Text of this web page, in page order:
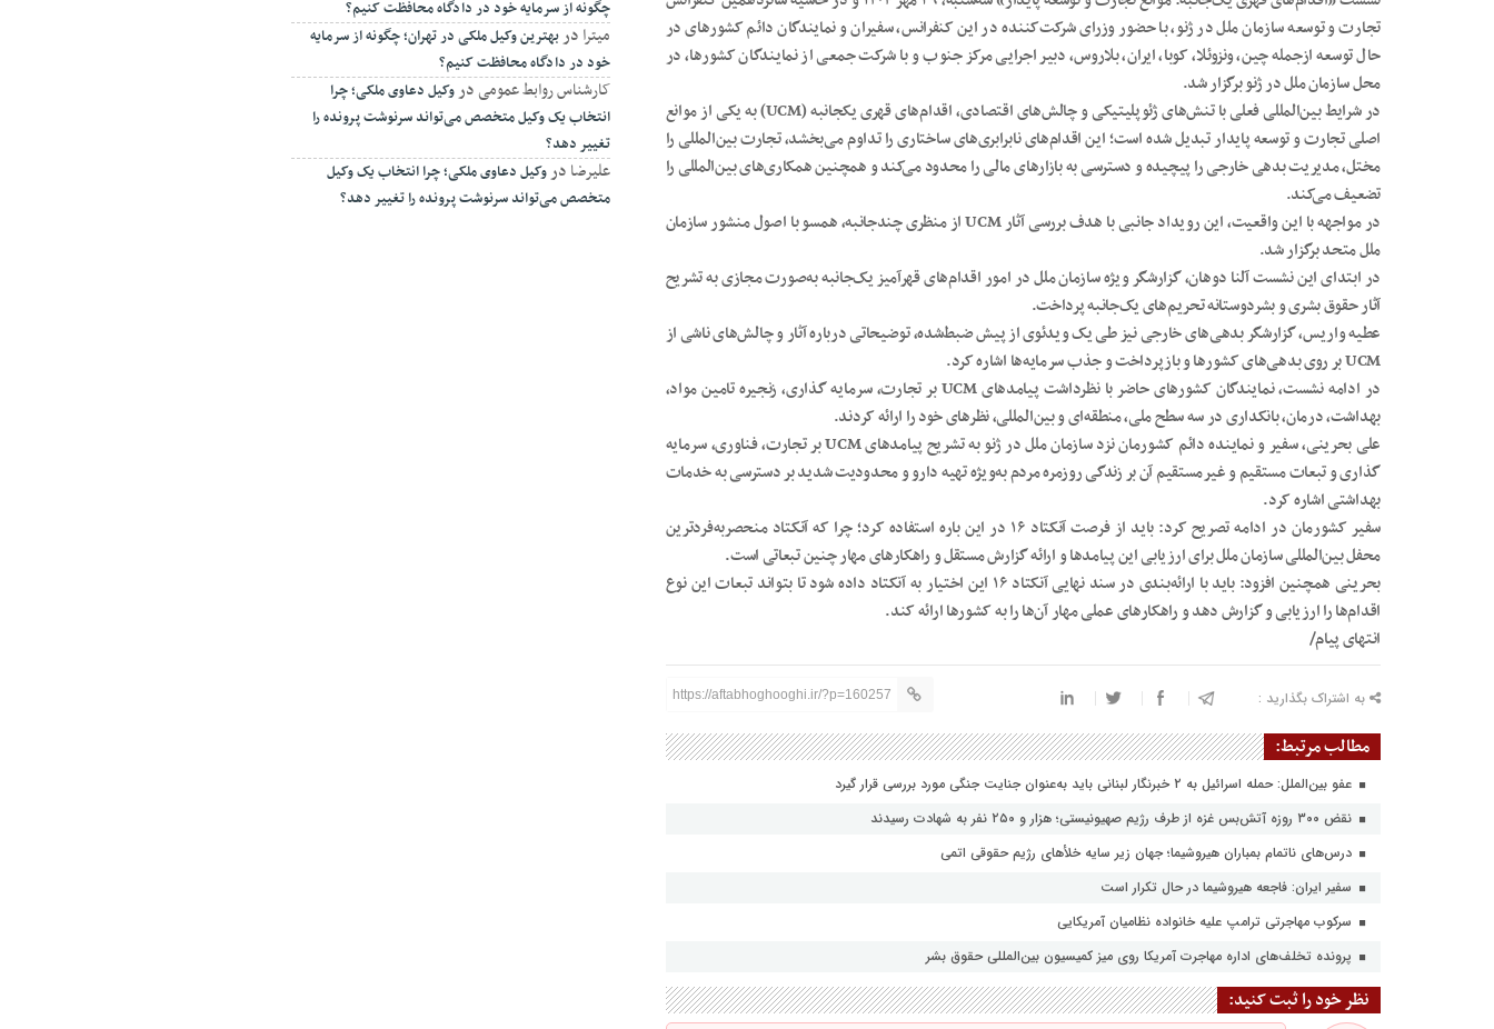
تجارت و توسعه سازمان ملل در ژنو، با حضور وزرای شرکت‌کننده در این کنفرانس، سفیران و نمایندگان دائم کشور‌های در
حال توسعه ازجمله چین، ونزوئلا، کوبا، ایران، بلاروس، دبیر اجرایی مرکز جنوب و با شرکت جمعی از نمایندگان کشورها، در
محل سازمان ملل در ژنو برگزار شد.
در شرایط بین‌المللی فعلی با تنش‌های ژئوپلیتیکی و چالش‌های اقتصادی، اقدام‌های قهری یکجانبه (UCM) به یکی از موانع
اصلی تجارت و توسعه پایدار تبدیل شده است؛ این اقدام‌های نابرابری‌های ساختاری را تداوم می‌بخشد، تجارت بین‌المللی را
مختل، مدیریت بدهی خارجی را پیچیده و دسترسی به بازار‌های مالی را محدود می‌کند و همچنین همکاری‌های بین‌المللی را
تضعیف می‌کند.
در مواجهه با این واقعیت، این رویداد جانبی با هدف بررسی آثار UCM از منظری چندجانبه، همسو با اصول منشور سازمان
ملل متحد برگزار شد.
در ابتدای این نشست آلنا دوهان، گزارشگر ویژه سازمان ملل در امور اقدام‌های قهرآمیز یک‌جانبه به‌صورت مجازی به تشریح
آثار حقوق بشری و بشردوستانه تحریم‌های یک‌جانبه پرداخت.
عطیه واریس، گزارشگر بدهی‌های خارجی نیز طی یک ویدئوی از پیش ضبط‌شده، توضیحاتی درباره آثار و چالش‌های ناشی از
UCM بر روی بدهی‌های کشور‌ها و بازپرداخت و جذب سرمایه‌ها اشاره کرد.
در ادامه نشست، نمایندگان کشور‌های حاضر با نظرداشت پیامدهای UCM بر تجارت، سرمایه گذاری، زنجیره تامین مواد،
بهداشت، درمان، بانکداری در سه سطح ملی، منطقه‌ای و بین‌المللی، نظرهای خود را ارائه کردند.
علی بحرینی، سفیر و نماینده دائم کشورمان نزد سازمان ملل در ژنو به تشریح پیامدهای UCM بر تجارت، فناوری، سرمایه
گذاری و تبعات مستقیم و غیرمستقیم آن بر زندگی روزمره مردم به‌ویژه تهیه دارو و محدودیت شدید بر دسترسی به خدمات
بهداشتی اشاره کرد.
سفیر کشورمان در ادامه تصریح کرد: باید از فرصت آنکتاد ۱۶ در این باره استفاده کرد؛ چرا که آنکتاد منحصربه‌فردترین
محفل بین‌المللی سازمان ملل برای ارزیابی این پیامدها و ارائه گزارش مستقل و راهکار‌های مهار چنین تبعاتی است.
بحرینی همچنین افزود: باید با ارائه‌بندی در سند نهایی آنکتاد ۱۶ این اختیار به آنکتاد داده شود تا بتواند تبعات این نوع
اقدام‌ها را ارزیابی و گزارش دهد و راهکار‌های عملی مهار آن‌ها را به کشور‌ها ارائه کند.
انتهای پیام/
به اشتراک بگذارید : https://aftabhoghooghi.ir/?p=160257
مطالب مرتبط:
عفو بین‌الملل: حمله اسرائیل به ۲ خبرنگار لبنانی باید به‌عنوان جنایت جنگی مورد بررسی قرار گیرد
نقض ۳۰۰ روزه آتش‌بس غزه از طرف رژیم صهیونیستی؛ هزار و ۲۵۰ نفر به شهادت رسیدند
درس‌های ناتمام بمباران هیروشیما؛ جهان زیر سایه خلأ‌های رژیم حقوقی اتمی
سفیر ایران: فاجعه هیروشیما در حال تکرار است
سرکوب مهاجرتی ترامپ علیه خانواده نظامیان آمریکایی
پرونده تخلف‌های اداره مهاجرت آمریکا روی میز کمیسیون بین‌المللی حقوق بشر
نظر خود را ثبت کنید:
چگونه از سرمایه خود در دادگاه محافظت کنیم؟
میترا دربهترین وکیل ملکی در تهران؛ چگونه از سرمایه
خود در دادگاه محافظت کنیم؟
کارشناس روابط عمومیدروکیل دعاوی ملکی؛ چرا
انتخاب یک وکیل متخصص می‌تواند سرنوشت پرونده را
تغییر دهد؟
علیرضا دروکیل دعاوی ملکی؛ چرا انتخاب یک وکیل
متخصص می‌تواند سرنوشت پرونده را تغییر دهد؟